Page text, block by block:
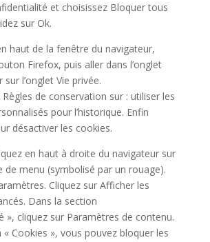
et choisissez Bloquer tous
sur Ok.
haut de la fenêtre du navigateur,
Firefox, puis aller dans l’onglet
sur l’onglet Vie privée.
de conservation sur : utiliser les
pour l’historique. Enfin
désactiver les cookies.
en haut à droite du navigateur sur
de menu (symbolisé par un rouage).
Cliquez sur Afficher les
Dans la section
», cliquez sur Paramètres de contenu.
Cookies », vous pouvez bloquer les